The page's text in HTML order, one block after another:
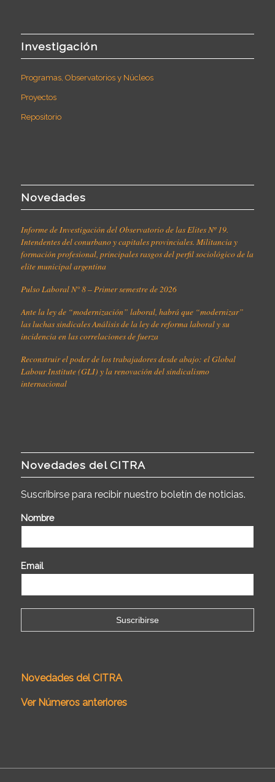
Investigación
Programas, Observatorios y Núcleos
Proyectos
Repositorio
Novedades
Informe de Investigación del Observatorio de las Elites Nº 19.
Intendentes del conurbano y capitales provinciales. Militancia y
formación profesional, principales rasgos del perfil sociológico de la
elite municipal argentina
Pulso Laboral N° 8 – Primer semestre de 2026
Ante la ley de “modernización” laboral, habrá que “modernizar”
las luchas sindicales Análisis de la ley de reforma laboral y su
incidencia en las correlaciones de fuerza
Reconstruir el poder de los trabajadores desde abajo: el Global
Labour Institute (GLI) y la renovación del sindicalismo
internacional
Novedades del CITRA
Suscribirse para recibir nuestro boletín de noticias.
Nombre
Email
Novedades del CITRA
Ver Números anteriores